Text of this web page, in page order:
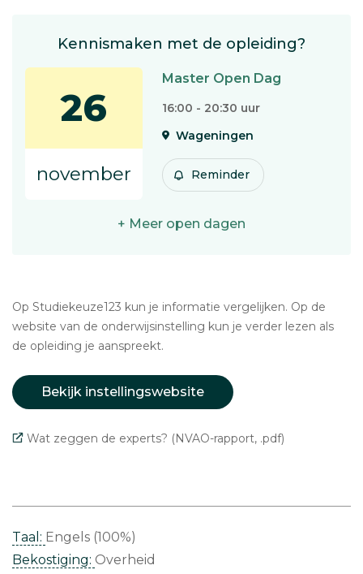
Kennismaken met de opleiding?
26
november
Master Open Dag
16:00 - 20:30 uur
Wageningen
Reminder
+ Meer open dagen
Op Studiekeuze123 kun je informatie vergelijken. Op de
website van de onderwijsinstelling kun je verder lezen als
de opleiding je aanspreekt.
Bekijk instellingswebsite
Wat zeggen de experts? (NVAO-rapport, .pdf)
Taal: Engels (100%)
Bekostiging: Overheid